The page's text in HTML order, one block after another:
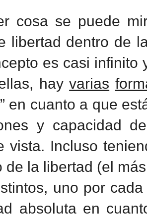
cosa se puede
libertad dentro de
es casi infinito
hayvarias
en cuanto a que
y capacidad
vista. Incluso
de la libertad (el
uno por
absoluta en